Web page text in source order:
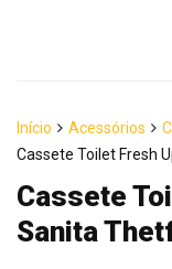
Início Acessórios
Cassete Toilet Fresh
Cassete
Sanita